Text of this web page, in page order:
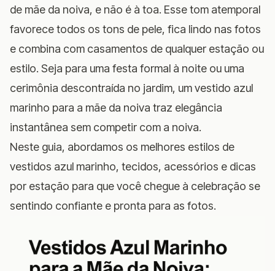
de mãe da noiva, e não é à toa. Esse tom atemporal
favorece todos os tons de pele, fica lindo nas fotos
e combina com casamentos de qualquer estação ou
estilo. Seja para uma festa formal à noite ou uma
cerimônia descontraída no jardim, um vestido azul
marinho para a mãe da noiva traz elegância
instantânea sem competir com a noiva.
Neste guia, abordamos os melhores estilos de
vestidos azul marinho, tecidos, acessórios e dicas
por estação para que você chegue à celebração se
sentindo confiante e pronta para as fotos.